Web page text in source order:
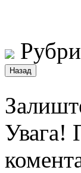
Увага!